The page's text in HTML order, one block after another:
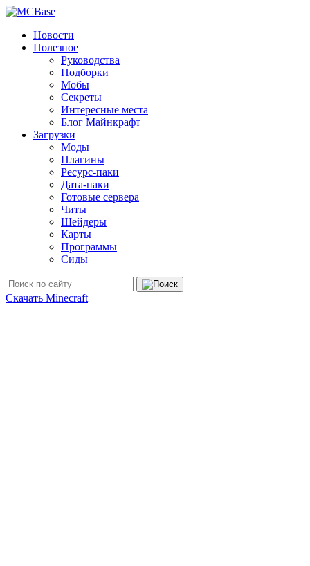
Новости
Полезное
Руководства
Подборки
Мобы
Секреты
Интересные места
Блог Майнкрафт
Загрузки
Моды
Плагины
Ресурс-паки
Дата-паки
Готовые сервера
Читы
Шейдеры
Карты
Программы
Сиды
Скачать Minecraft